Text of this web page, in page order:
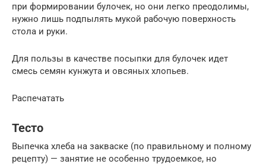
при формировании булочек, но они легко преодолимы,
нужно лишь подпылять мукой рабочую поверхность
стола и руки.
Для пользы в качестве посыпки для булочек идет
смесь семян кунжута и овсяных хлопьев.
Распечатать
Тесто
Выпечка хлеба на закваске (по правильному и полному
рецепту) — занятие не особенно трудоемкое, но